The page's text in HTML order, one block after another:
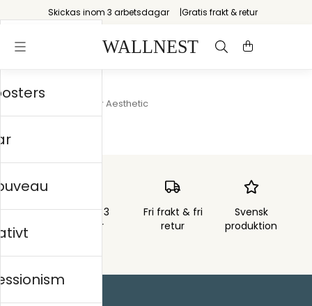
Skickas inom 3 arbetsdagar Gratis frakt & retur
Summer Aesthetic
Skickas inom 3
arbetsdagar
Fri frakt & fri
retur
Svensk
produktion